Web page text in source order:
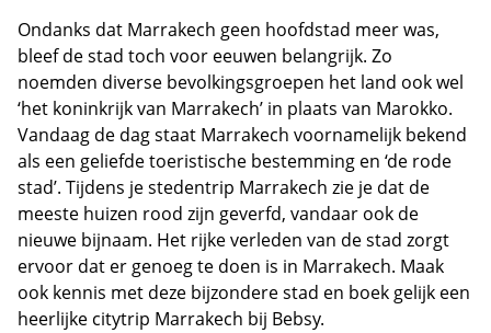
Ondanks dat Marrakech geen hoofdstad meer was,
bleef de stad toch voor eeuwen belangrijk. Zo
noemden diverse bevolkingsgroepen het land ook wel
‘het koninkrijk van Marrakech’ in plaats van Marokko.
Vandaag de dag staat Marrakech voornamelijk bekend
als een geliefde toeristische bestemming en ‘de rode
stad’. Tijdens je stedentrip Marrakech zie je dat de
meeste huizen rood zijn geverfd, vandaar ook de
nieuwe bijnaam. Het rijke verleden van de stad zorgt
ervoor dat er genoeg te doen is in Marrakech. Maak
ook kennis met deze bijzondere stad en boek gelijk een
heerlijke citytrip Marrakech bij Bebsy.